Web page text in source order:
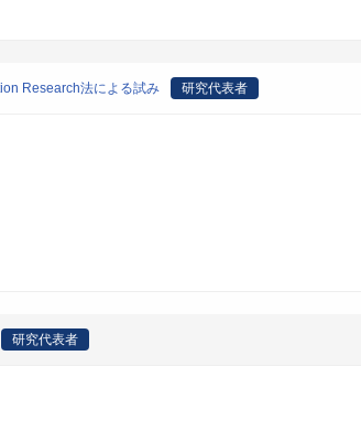
Research法による試み 研究代表者
研究代表者